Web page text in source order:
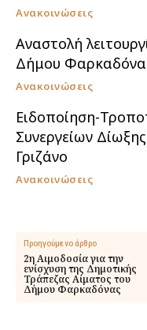
Ανακοινώσεις
Αναστολή
Δήμου
Ανακοινώσεις
Ειδοποίηση-
Συνεργείων
Γριζάνο
Ανακοινώσεις
Προηγούμενο άρθρο
2η Αιμοδοσία για την
ενίσχυση της Δημοτικής
Τράπεζας Αίματος του
Δήμου Φαρκαδόνας